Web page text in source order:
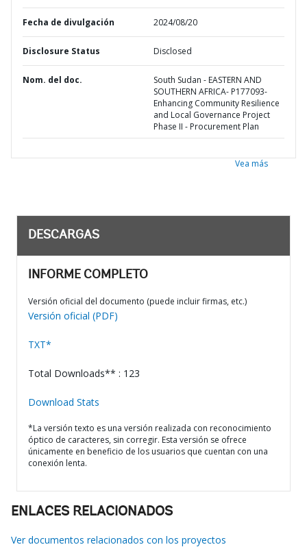
Fecha de divulgación 2024/08/20
Disclosure Status Disclosed
Nom. del doc.
South Sudan - EASTERN AND
SOUTHERN AFRICA- P177093-
Enhancing Community Resilience
and Local Governance Project
Phase II - Procurement Plan
Vea más
DESCARGAS
INFORME COMPLETO
Versión oficial del documento (puede incluir firmas, etc.)
Versión oficial (PDF)
TXT*
Total Downloads** : 123
Download Stats
*La versión texto es una versión realizada con reconocimiento
óptico de caracteres, sin corregir. Esta versión se ofrece
únicamente en beneficio de los usuarios que cuentan con una
conexión lenta.
ENLACES RELACIONADOS
Ver documentos relacionados con los proyectos